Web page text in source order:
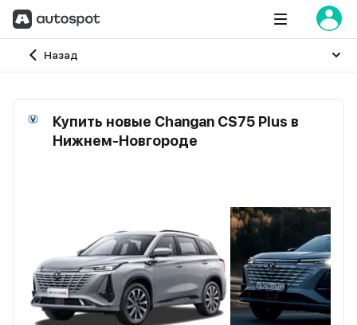
Назад
Главная
Купить новые Changan CS75 Plus в
Нижнем-Новгороде